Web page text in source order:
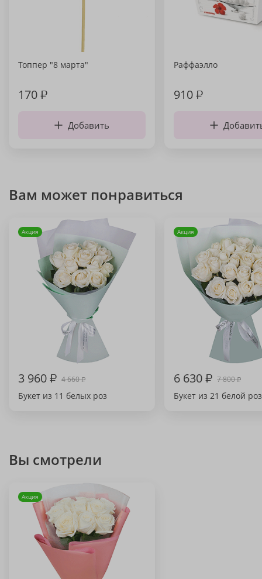
Топпер "8 марта"
170₽
Добавить
Раффаэлло
910₽
Вам может понравиться
Акция
3 960₽ 4 660₽
Букет из 11 белых роз
Акция
6 630₽ 7 800₽
Букет из 21 белой
Вы смотрели
Акция